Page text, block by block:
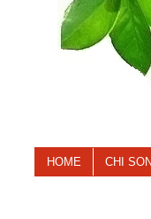
HOME CHI